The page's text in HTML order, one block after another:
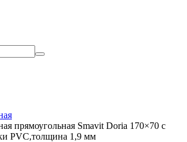
прямоугольная Smavit Doria 170×70 с
PVC,толщина 1,9 мм